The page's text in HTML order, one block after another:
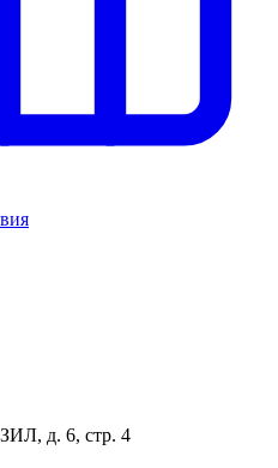
д. 6, стр. 4